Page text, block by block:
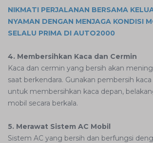
NIKMATI PERJALANAN BERSAMA
NYAMAN DENGAN MENJAGA KONDISI
SELALU PRIMA DI AUTO2000
4. Membersihkan Kaca dan Cermin
Kaca dan cermin yang bersih akan
saat berkendara. Gunakan pembersih
untuk membersihkan kaca depan,
mobil secara berkala.
5. Merawat Sistem AC Mobil
Sistem AC yang bersih dan berfungsi